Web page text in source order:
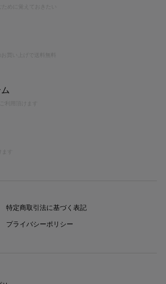
買い上げで送料無料
利用頂けます
特定商取引法に基づく表記
プライバシーポリシー